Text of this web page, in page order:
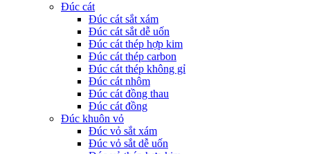
Đúc cát
Đúc cát sắt xám
Đúc cát sắt dễ uốn
Đúc cát thép hợp kim
Đúc cát thép carbon
Đúc cát thép không gỉ
Đúc cát nhôm
Đúc cát đồng thau
Đúc cát đồng
Đúc khuôn vỏ
Đúc vỏ sắt xám
Đúc vỏ sắt dễ uốn